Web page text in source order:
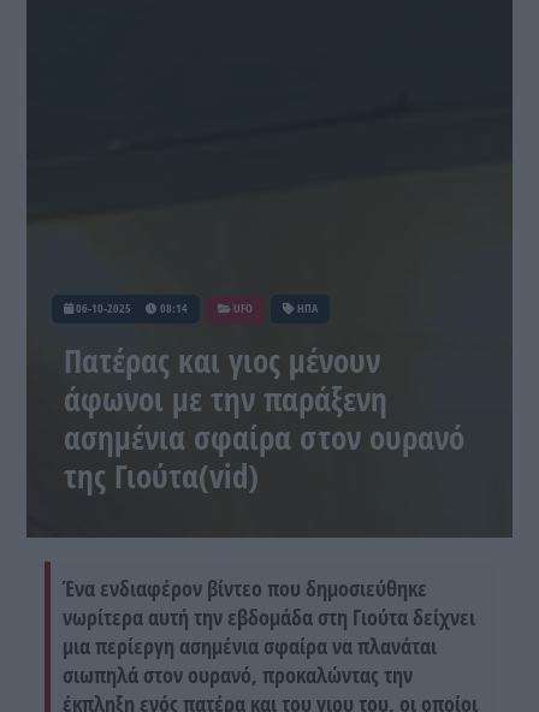
06-10-2025 08:14 UFO ΗΠΑ
Πατέρας και γιος μένουν
άφωνοι με την παράξενη
ασημένια σφαίρα στον ουρανό
της Γιούτα(vid)
Ένα ενδιαφέρον βίντεο που δημοσιεύθηκε
νωρίτερα αυτή την εβδομάδα στη Γιούτα δείχνει
μια περίεργη ασημένια σφαίρα να πλανάται
σιωπηλά στον ουρανό, προκαλώντας την
έκπληξη ενός πατέρα και του γιου του, οι οποίοι